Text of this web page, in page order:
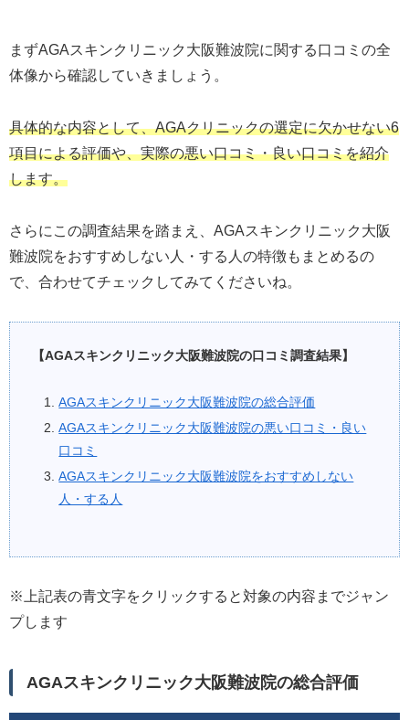
まずAGAスキンクリニック大阪難波院に関する口コミの全
体像から確認していきましょう。
具体的な内容として、AGAクリニックの選定に欠かせない6
項目による評価や、実際の悪い口コミ・良い口コミを紹介
します。
さらにこの調査結果を踏まえ、AGAスキンクリニック大阪
難波院をおすすめしない人・する人の特徴もまとめるの
で、合わせてチェックしてみてくださいね。
【AGAスキンクリニック大阪難波院の口コミ調査結果】
AGAスキンクリニック大阪難波院の総合評価
AGAスキンクリニック大阪難波院の悪い口コミ・良い
口コミ
AGAスキンクリニック大阪難波院をおすすめしない
人・する人
※上記表の青文字をクリックすると対象の内容までジャン
プします
AGAスキンクリニック大阪難波院の総合評価